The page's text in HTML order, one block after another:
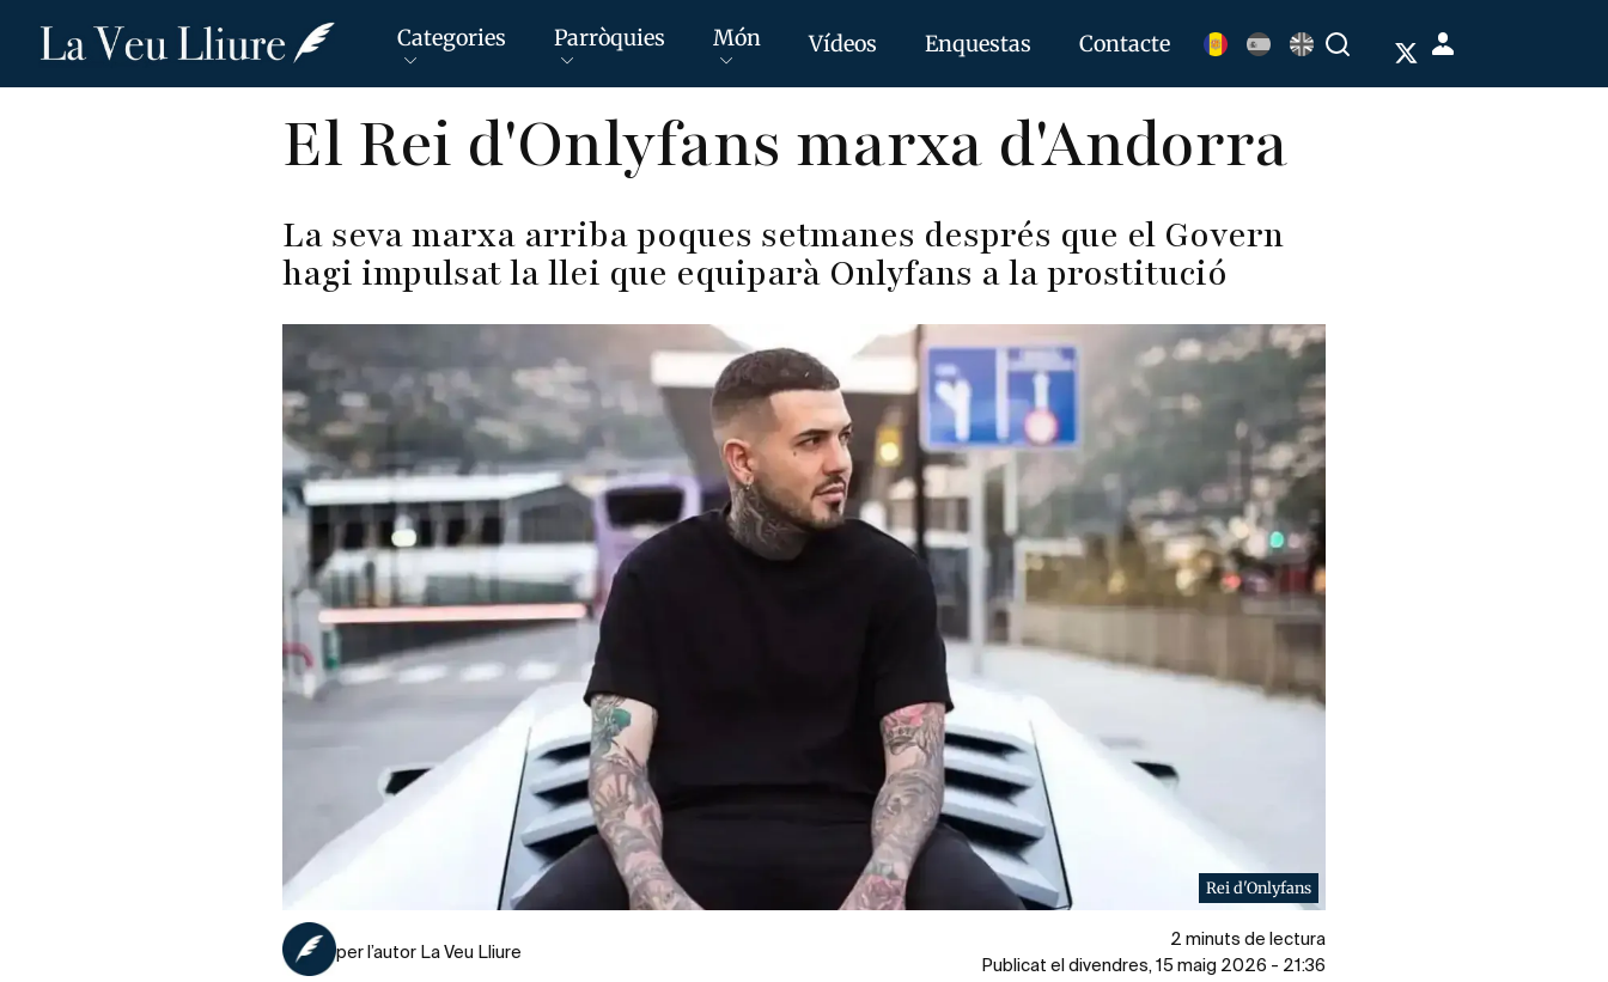
Vés
Categories Parròquies Món Vídeos Enquestas Contacte BuscarMenú
de
El Rei d'Onlyfans marxa d'Andorra
La seva marxa arriba poques setmanes després que el Govern
hagi impulsat la llei que equiparà Onlyfans a la prostitució
Rei d'Onlyfans
per l’autor La Veu Lliure
2 minuts de lectura
Publicat el divendres, 15 maig 2026 - 21:36